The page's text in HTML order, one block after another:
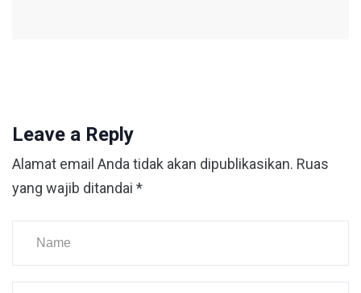
Leave a Reply
Alamat email Anda tidak akan dipublikasikan. Ruas
yang wajib ditandai *